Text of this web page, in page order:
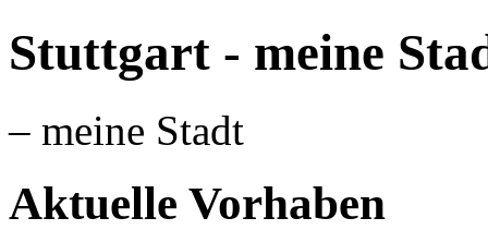
Stuttgart - meine
– meine Stadt
Aktuelle Vorhaben